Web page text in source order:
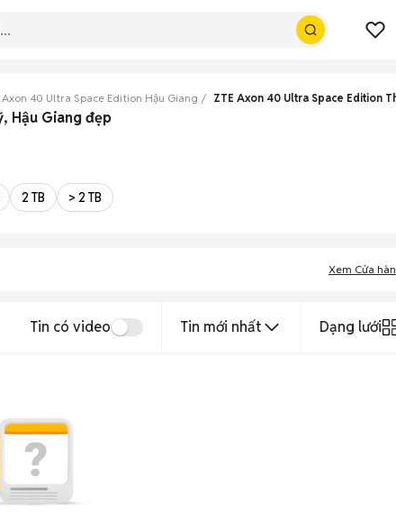
Axon 40 Ultra Space Edition Hậu Giang ZTE Axon 40 Ultra Space Edition
Hậu Giang đẹp
2 TB > 2 TB
Xem Cửa
Tin có video Tin mới nhất Dạng lưới